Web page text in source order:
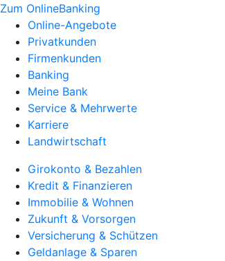
Zum OnlineBanking
Online-Angebote
Privatkunden
Firmenkunden
Banking
Meine Bank
Service & Mehrwerte
Karriere
Landwirtschaft
Girokonto & Bezahlen
Kredit & Finanzieren
Immobilie & Wohnen
Zukunft & Vorsorgen
Versicherung & Schützen
Geldanlage & Sparen